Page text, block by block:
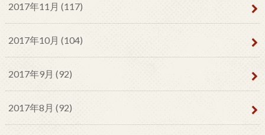
2017年11月 (117)
2017年10月 (104)
2017年9月 (92)
2017年8月 (92)